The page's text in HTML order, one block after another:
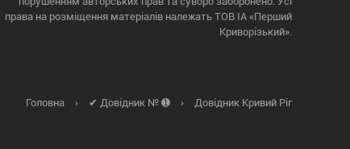
права на розміщення матеріалів належать ТОВ ІА «Перший
Криворізький».
Головна › ✔ Довідник № ➊ › Довідник Кривий Ріг